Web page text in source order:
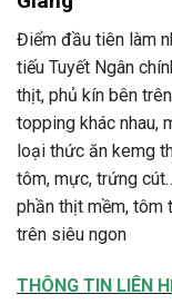
Điểm đầu tiên làm
tiếu Tuyết Ngân
thịt, phủ kín bên
topping khác nhau,
loại thức ăn kemg
tôm, mực, trứng
phần thịt mềm, tôm
trên siêu ngon
THÔNG TIN LIÊN